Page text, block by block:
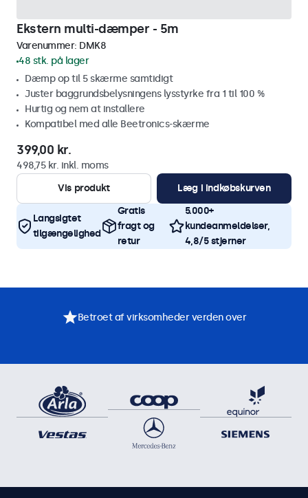
Ekstern multi-dæmper - 5m
Varenummer: DMK8
48 stk. på lager
Dæmp op til 5 skærme samtidigt
Juster baggrundsbelysningens lysstyrke fra 1 til 100 %
Hurtig og nem at installere
Kompatibel med alle Beetronics-skærme
399,00 kr.
498,75 kr. inkl. moms
Vis produkt
Læg i indkøbskurven
Langsigtet
tilgængelighed
Gratis
fragt og
retur
5.000+
kundeanmeldelser,
4,8/5 stjerner
Betroet af virksomheder verden over